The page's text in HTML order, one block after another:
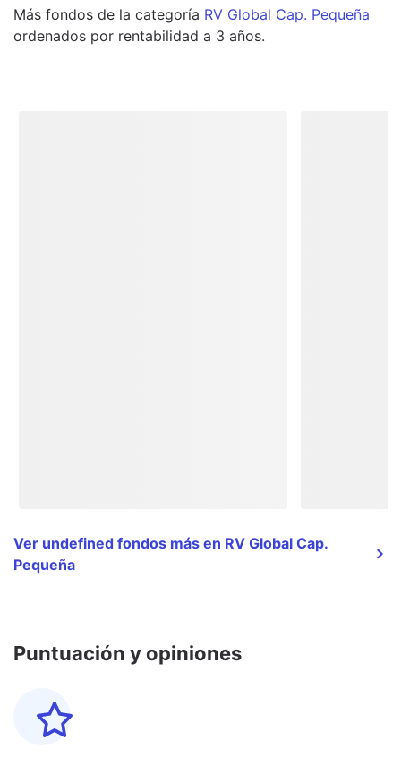
Más fondos de la categoría RV Global Cap. Pequeña
ordenados por rentabilidad a 3 años.
Ver undefined fondos más en RV Global Cap.
Pequeña
Puntuación y opiniones